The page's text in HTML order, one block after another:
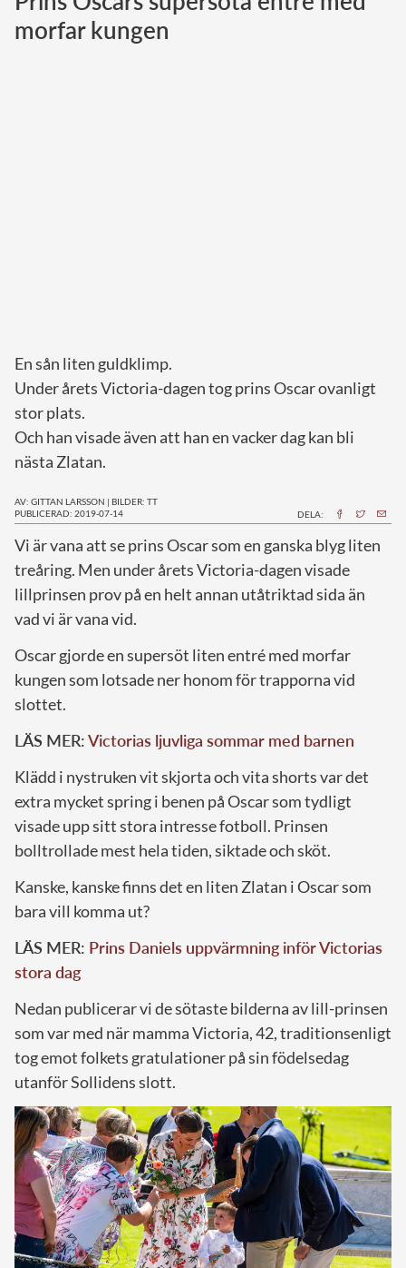
Norska kungahuset
morfar kungen
En sån liten guldklimp.
Under årets Victoria-dagen tog prins Oscar ovanligt
stor plats.
Och han visade även att han en vacker dag kan bli
nästa Zlatan.
AV: GITTAN LARSSON | BILDER: TT
PUBLICERAD: 2019-07-14
DELA:
Vi är vana att se prins Oscar som en ganska blyg liten
treåring. Men under årets Victoria-dagen visade
lillprinsen prov på en helt annan utåtriktad sida än
vad vi är vana vid.
Oscar gjorde en supersöt liten entré med morfar
kungen som lotsade ner honom för trapporna vid
slottet.
LÄS MER:Victorias ljuvliga sommar med barnen
Klädd i nystruken vit skjorta och vita shorts var det
extra mycket spring i benen på Oscar som tydligt
visade upp sitt stora intresse fotboll. Prinsen
bolltrollade mest hela tiden, siktade och sköt.
Kanske, kanske finns det en liten Zlatan i Oscar som
bara vill komma ut?
LÄS MER: Prins Daniels uppvärmning inför Victorias
stora dag
Nedan publicerar vi de sötaste bilderna av lill-prinsen
som var med när mamma Victoria, 42, traditionsenligt
tog emot folkets gratulationer på sin födelsedag
utanför Sollidens slott.